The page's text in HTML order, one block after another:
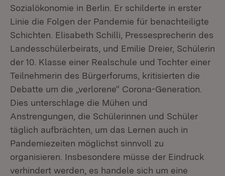
Sozialökonomie in Berlin. Er schilderte in erster
Linie die Folgen der Pandemie für benachteiligte
Schichten. Elisabeth Schilli, Pressesprecherin des
Landesschülerbeirats, und Emilie Dreier, Schülerin
der 10. Klasse einer Realschule und Tochter einer
Teilnehmerin des Bürgerforums, kritisierten die
Debatte um die „verlorene“ Corona-Generation.
Dies unterschlage die Mühen und
Anstrengungen, die Schülerinnen und Schüler
täglich aufbrächten, um das Lernen auch in
Pandemiezeiten möglichst sinnvoll zu
organisieren. Insbesondere müsse der Eindruck
verhindert werden, es handele sich um eine